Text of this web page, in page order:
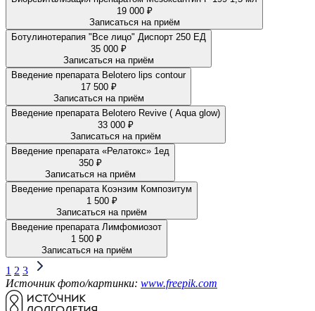
19 000 ₽
Записаться на приём
Ботулинотерапия "Все лицо" Диспорт 250 ЕД
35 000 ₽
Записаться на приём
Введение препарата Belotero lips contour
17 500 ₽
Записаться на приём
Введение препарата Belotero Revive ( Aqua glow)
33 000 ₽
Записаться на приём
Введение препарата «Релатокс» 1ед
350 ₽
Записаться на приём
Введение препарата Коэнзим Композитум
1 500 ₽
Записаться на приём
Введение препарата Лимфомиозот
1 500 ₽
Записаться на приём
1 2 3
Источник фото/картинки: www.freepik.com